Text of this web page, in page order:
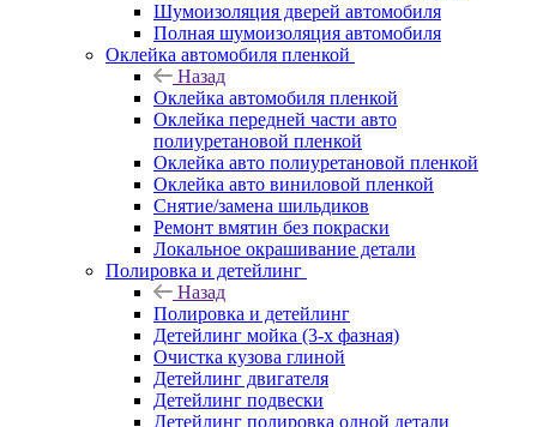
Шумоизоляция дверей автомобиля
Полная шумоизоляция автомобиля
Оклейка автомобиля пленкой
Назад
Оклейка автомобиля пленкой
Оклейка передней части авто
полиуретановой пленкой
Оклейка авто полиуретановой пленкой
Оклейка авто виниловой пленкой
Снятие/замена шильдиков
Ремонт вмятин без покраски
Локальное окрашивание детали
Полировка и детейлинг
Назад
Полировка и детейлинг
Детейлинг мойка (3-х фазная)
Очистка кузова глиной
Детейлинг двигателя
Детейлинг подвески
Детейлинг полировка одной детали